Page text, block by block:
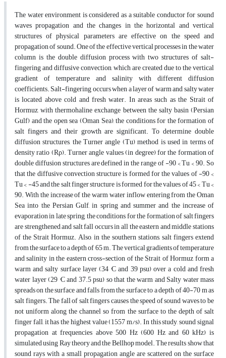
The water environment is considered as a suitable conductor for sound
waves propagation and the changes in the horizontal and vertical
structures of physical parameters are effective on the speed and
propagation of sound. One of the effective vertical processes in the water
column is the double diffusion process with two structures of salt-
fingering and diffusive convection, which are created due to the vertical
gradient of temperature and salinity with different diffusion
coefficients. Salt-fingering occurs when a layer of warm and salty water
is located above cold and fresh water. In areas such as the Strait of
Hormuz, with thermohaline exchange between the salty basin (Persian
Gulf) and the open sea (Oman Sea), the conditions for the formation of
salt fingers and their growth are significant. To determine double
diffusion structures, the Turner angle (Tu) method is used in terms of
density ratio (Rρ). Turner angle values (in degree) for the formation of
double diffusion structures are defined in the range of -90 < Tu < 90. So
that the diffusive convection structure is formed for the values of -90 <
Tu < -45 and the salt finger structure is formed for the values of 45 < Tu <
90. With the increase of the warm water inflow entering from the Oman
Sea into the Persian Gulf, in spring and summer and the increase of
evaporation in late spring, the conditions for the formation of salt fingers
are strengthened and salt fall occurs in all the eastern and middle stations
of the Strait Hormuz. Also, in the southern stations, salt fingers extend
from the surface to a depth of 65 m. The vertical gradients of temperature
and salinity in the eastern cross-section of the Strait of Hormuz form a
warm and salty surface layer (34 °C and 39 psu) over a cold and fresh
water layer (29 °C and 37.5 psu) so that the warm and Salty water mass
spreads on the surface and falls from the surface to a depth of 40-70 m as
salt fingers. The fall of salt fingers causes the speed of sound waves to be
not uniform along the channel so from the surface to the depth of salt
finger fall, it has the highest value (1557 m/s). In this study, sound signal
propagation at frequencies above 500 Hz (600 Hz and 60 kHz) is
simulated using Ray theory and the Bellhop model. The results show that
sound rays with a small propagation angle are scattered on the surface